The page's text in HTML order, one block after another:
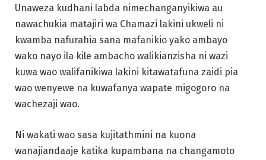
Unaweza kudhani labda nimechanganyikiwa au
nawachukia matajiri wa Chamazi lakini ukweli ni
kwamba nafurahia sana mafanikio yako ambayo
wako nayo ila kile ambacho walikianzisha ni wazi
kuwa wao walifanikiwa lakini kitawatafuna zaidi pia
wao wenyewe na kuwafanya wapate migogoro na
wachezaji wao.
Ni wakati wao sasa kujitathmini na kuona
wanajiandaaje katika kupambana na changamoto